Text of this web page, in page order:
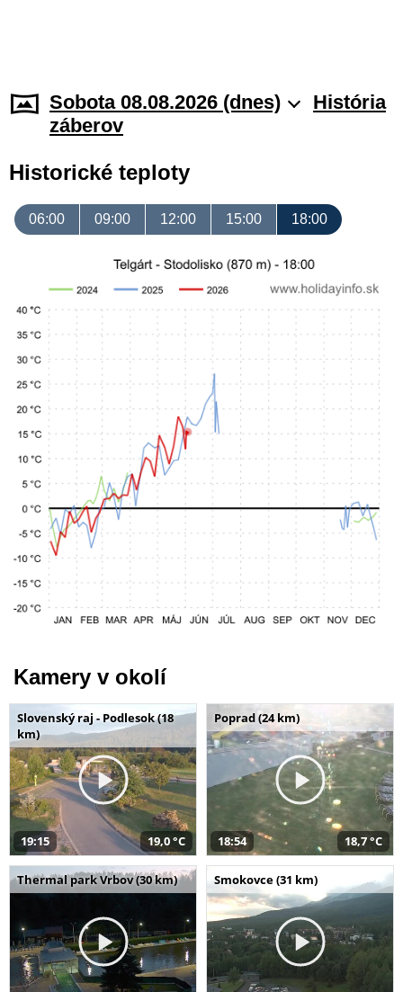
Sobota 08.08.2026 (dnes)
História
záberov
Historické teploty
06:00 09:00 12:00 15:00 18:00
Kamery v okolí
Slovenský raj - Podlesok (18
km)
19:15 19,0 °C
Poprad (24 km)
18:54 18,7 °C
Thermal park Vrbov (30 km) Smokovce (31 km)